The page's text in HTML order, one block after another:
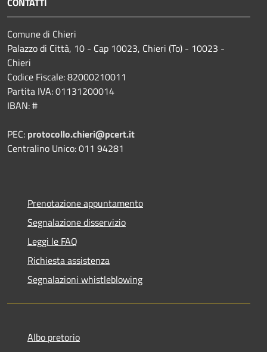
Comune di Chieri
Palazzo di Città, 10 - Cap 10023, Chieri (To) - 10023 -
Chieri
Codice Fiscale: 82000210011
Partita IVA: 01131200014
IBAN: #
PEC: protocollo.chieri@pcert.it
Centralino Unico: 011 94281
Prenotazione appuntamento
Segnalazione disservizio
Leggi le FAQ
Richiesta assistenza
Segnalazioni whistleblowing
Albo pretorio